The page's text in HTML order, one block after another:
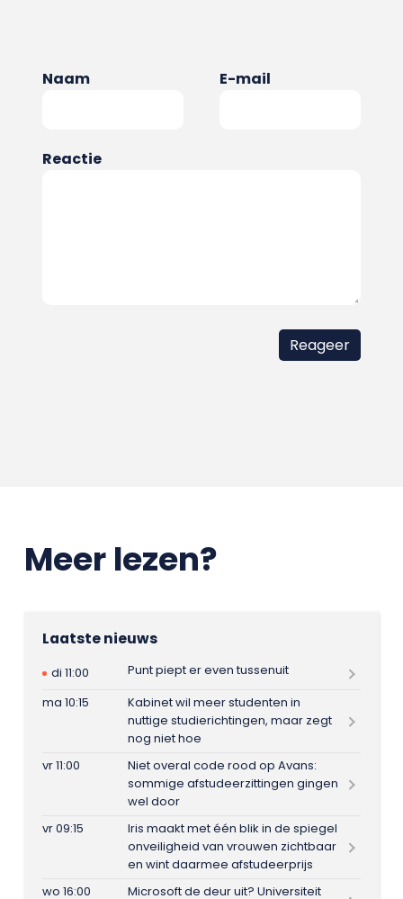
Naam E-mail
Reactie
Meer lezen?
Laatste nieuws
di 11:00
Punt piept er even tussenuit
ma 10:15
Kabinet wil meer studenten in
nuttige studierichtingen, maar zegt
nog niet hoe
vr 11:00
Niet overal code rood op Avans:
sommige afstudeerzittingen gingen
wel door
vr 09:15
Iris maakt met één blik in de spiegel
onveiligheid van vrouwen zichtbaar
en wint daarmee afstudeerprijs
wo 16:00
Microsoft de deur uit? Universiteit